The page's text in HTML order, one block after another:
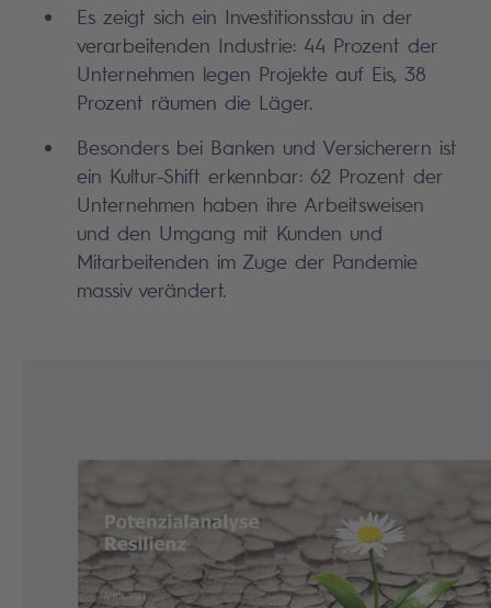
Es zeigt sich ein Investitionsstau in der
verarbeitenden Industrie: 44 Prozent der
Unternehmen legen Projekte auf Eis, 38
Prozent räumen die Läger.
Besonders bei Banken und Versicherern ist
ein Kultur-Shift erkennbar: 62 Prozent der
Unternehmen haben ihre Arbeitsweisen
und den Umgang mit Kunden und
Mitarbeitenden im Zuge der Pandemie
massiv verändert.